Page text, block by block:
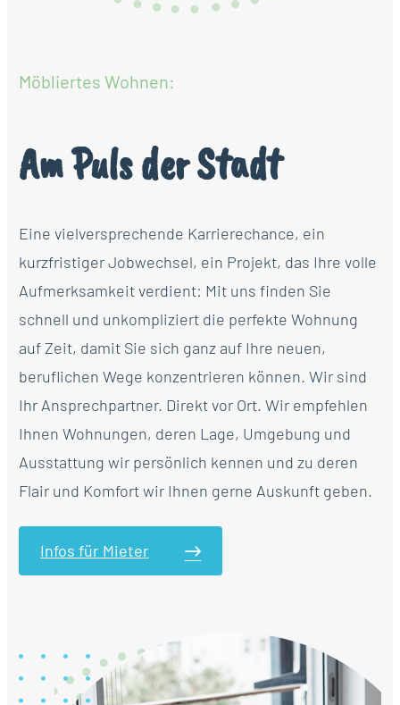
Am Puls der Stadt
Möbliertes Wohnen:
Eine vielversprechende Karrierechance, ein
kurzfristiger Jobwechsel, ein Projekt, das Ihre volle
Aufmerksamkeit verdient: Mit uns finden Sie
schnell und unkompliziert die perfekte Wohnung
auf Zeit, damit Sie sich ganz auf Ihre neuen,
beruflichen Wege konzentrieren können. Wir sind
Ihr Ansprechpartner. Direkt vor Ort. Wir empfehlen
Ihnen Wohnungen, deren Lage, Umgebung und
Ausstattung wir persönlich kennen und zu deren
Flair und Komfort wir Ihnen gerne Auskunft geben.
Infos für Mieter